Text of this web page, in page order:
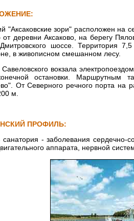
"Аксаковские зори" расположен на
от деревни Аксаково, на берегу
шоссе. Территория
в живописном смешанном лесу.
вокзала
остановки. Маршрутным
От Северного речного порта на
м.
ПРОФИЛЬ:
- заболевания сердечно-
аппарата, нервной